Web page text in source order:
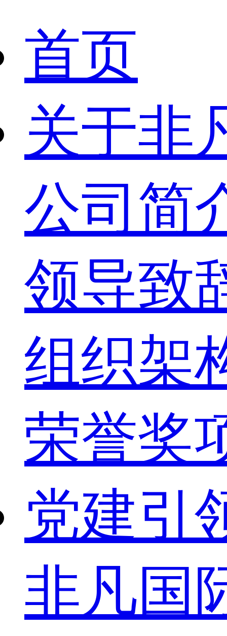
首页
关于非
公司简
领导致
组织架
荣誉奖
党建引
非凡国